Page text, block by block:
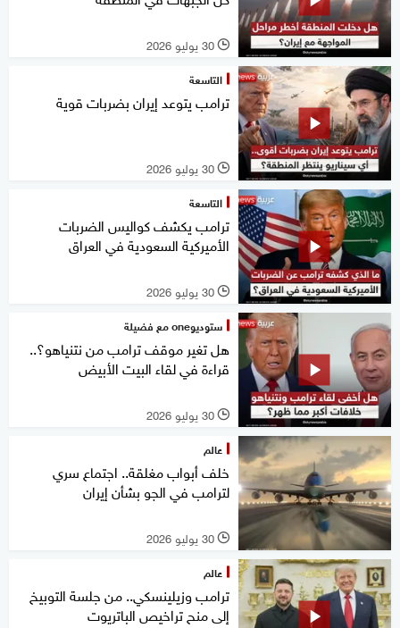
l 30 يوليو 2026
التاسعة
ترامب يتوعد إيران بضربات قوية
l 30 يوليو 2026
التاسعة
ترامب يكشف كواليس الضربات
الأميركية السعودية في العراق
l 30 يوليو 2026
ستوديوone مع فضيلة
هل تغير موقف ترامب من نتنياهو؟..
قراءة في لقاء البيت الأبيض
l 30 يوليو 2026
عالم
خلف أبواب مغلقة.. اجتماع سري
لترامب في الجو بشأن إيران
l 30 يوليو 2026
عالم
ترامب وزيلينسكي.. من جلسة التوبيخ
إلى منح تراخيص الباتريوت